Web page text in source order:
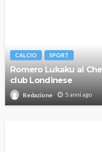
CALCIO SPORT
Romero Lukaku al
club Londinese
Redazione 5 anni ago